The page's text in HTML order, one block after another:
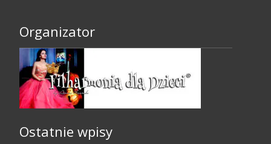
Organizator
Ostatnie wpisy